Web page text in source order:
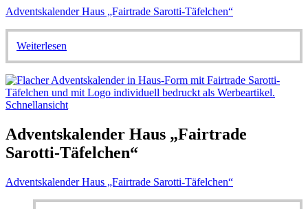
Adventskalender Haus „Fairtrade Sarotti-Täfelchen“
Weiterlesen
Schnellansicht
Adventskalender Haus „Fairtrade
Sarotti-Täfelchen“
Adventskalender Haus „Fairtrade Sarotti-Täfelchen“